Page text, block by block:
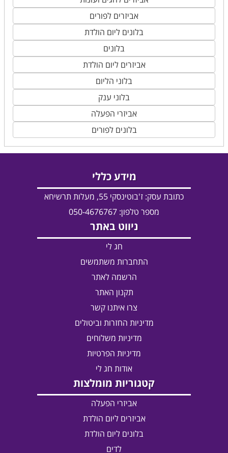
אביזרים לפורים
בלונים ליום הולדת
בלונים
אביזרים ליום הולדת
בלוני הליום
בלוני ענק
אביזרי הפעלה
בלונים לפורים
מידע כללי
כתובת עסק: ז'בוטינסקי 55, מעלות תרשיחא
מספר טלפון: 050-4676767
ניווט באתר
חג לי
התחברות משתמשים
הרשמה לאתר
תקנון האתר
צרו איתנו קשר
מדיניות החזרות וביטולים
מדיניות משלוחים
מדיניות הפרטיות
אודות חג לי
קטגוריות מומלצות
אביזרי הפעלה
אביזרים ליום הולדת
בלונים ליום הולדת
לדים